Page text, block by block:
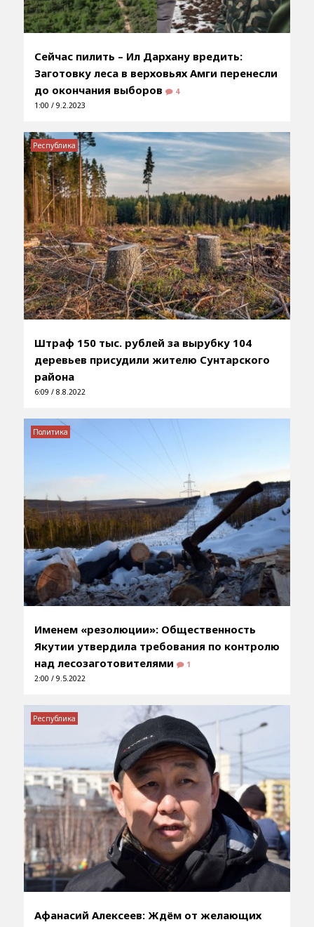
Сейчас пилить – Ил Дархану вредить:
Заготовку леса в верховьях Амги перенесли
до окончания выборов
4
1:00 / 9.2.2023
Штраф 150 тыс. рублей за вырубку 104
деревьев присудили жителю Сунтарского
района
6:09 / 8.8.2022
Республика
Именем «резолюции»: Общественность
Якутии утвердила требования по контролю
над лесозаготовителями
1
2:00 / 9.5.2022
Политика
Афанасий Алексеев: Ждём от желающих
Республика